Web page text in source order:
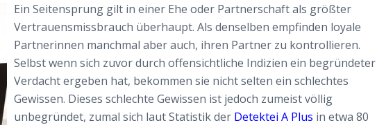
Ein Seitensprung gilt in einer Ehe oder Partnerschaft als größter
Vertrauensmissbrauch überhaupt. Als denselben empfinden loyale
Partnerinnen manchmal aber auch, ihren Partner zu kontrollieren.
Selbst wenn sich zuvor durch offensichtliche Indizien ein begründeter
Verdacht ergeben hat, bekommen sie nicht selten ein schlechtes
Gewissen. Dieses schlechte Gewissen ist jedoch zumeist völlig
unbegründet, zumal sich laut Statistik der Detektei A Plus in etwa 80